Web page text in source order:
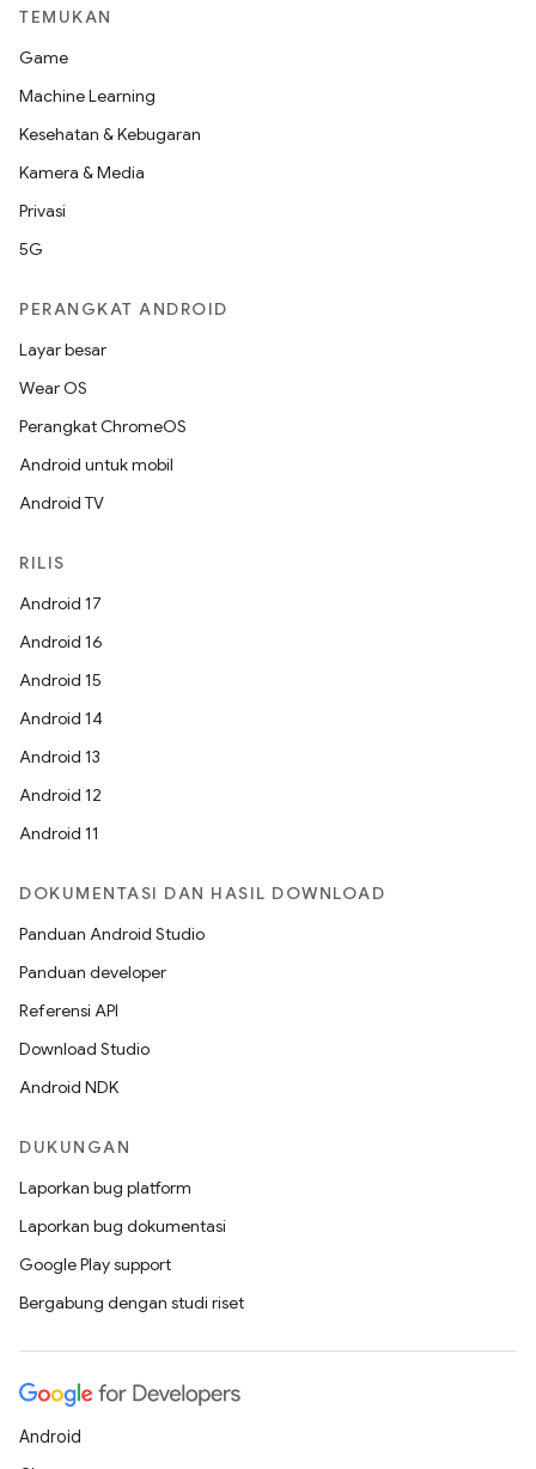
TEMUKAN
Game
Machine Learning
Kesehatan & Kebugaran
Kamera & Media
Privasi
5G
PERANGKAT ANDROID
Layar besar
Wear OS
Perangkat ChromeOS
Android untuk mobil
Android TV
RILIS
Android 17
Android 16
Android 15
Android 14
Android 13
Android 12
Android 11
DOKUMENTASI DAN HASIL DOWNLOAD
Panduan Android Studio
Panduan developer
Referensi API
Download Studio
Android NDK
DUKUNGAN
Laporkan bug platform
Laporkan bug dokumentasi
Google Play support
Bergabung dengan studi riset
Android